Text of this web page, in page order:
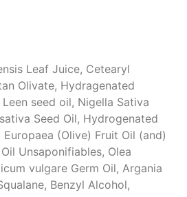
Leaf Juice, Cetearyl
Olivate, Hydragenated
seed oil, Nigella Sativa
Seed Oil, Hydrogenated
(Olive) Fruit Oil (and)
Unsaponifiables, Olea
vulgare Germ Oil, Argania
Benzyl Alcohol,